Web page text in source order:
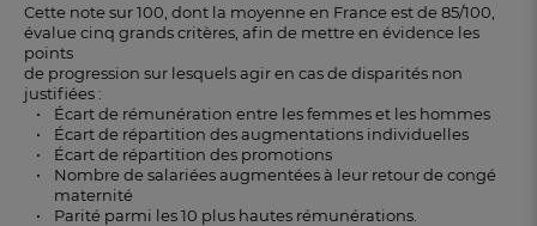
Cette note sur 100, dont la moyenne en France est de 85/100,
évalue cinq grands critères, afin de mettre en évidence les
points
de progression sur lesquels agir en cas de disparités non
justifiées :
Écart de rémunération entre les femmes et les hommes
Écart de répartition des augmentations individuelles
Écart de répartition des promotions
Nombre de salariées augmentées à leur retour de congé
maternité
Parité parmi les 10 plus hautes rémunérations.